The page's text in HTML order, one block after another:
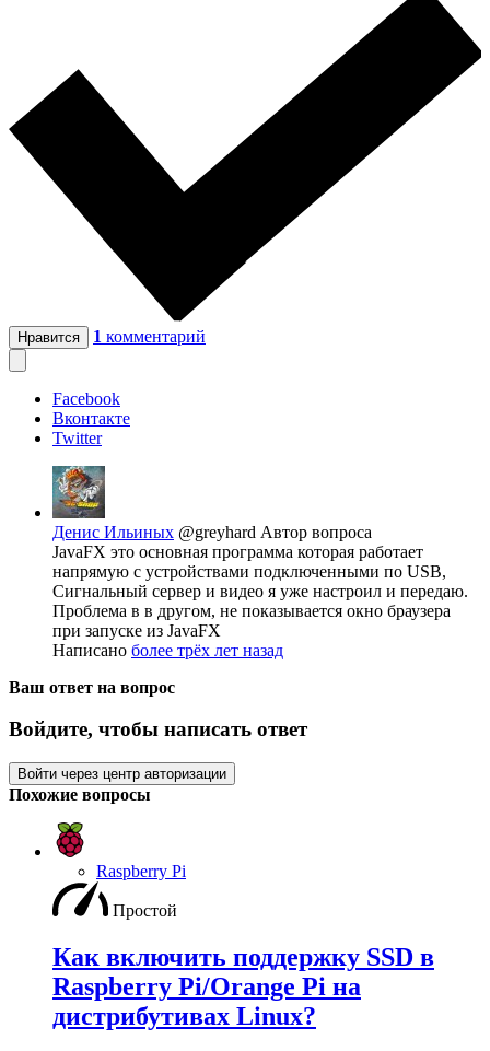
Нравится 1 комментарий
Facebook
Вконтакте
Twitter
Денис Ильиных @greyhard Автор вопроса
JavaFX это основная программа которая работает
напрямую с устройствами подключенными по USB,
Сигнальный сервер и видео я уже настроил и передаю.
Проблема в в другом, не показывается окно браузера
при запуске из JavaFX
Написано более трёх лет назад
Ваш ответ на вопрос
Войдите, чтобы написать ответ
Войти через центр авторизации
Похожие вопросы
Raspberry Pi
Простой
Как включить поддержку SSD в
Raspberry Pi/Orange Pi на
дистрибутивах Linux?